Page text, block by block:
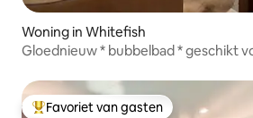
Woning in Whitefish
Gloednieuw * bubbelbad * geschikt
Topfavoriet van gasten
Favoriet van gasten